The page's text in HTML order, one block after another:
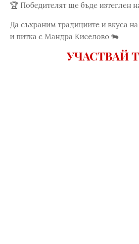
🏆 Победителят ще бъде изтеглен
Да съхраним традициите и вкуса
и питка с Мандра Киселово 🐄
УЧАСТВАЙ